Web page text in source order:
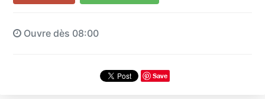
Ouvre dès 08:00
Save